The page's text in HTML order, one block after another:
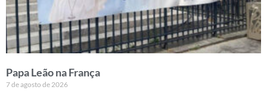
Papa Leão na França
7 de agosto de 2026